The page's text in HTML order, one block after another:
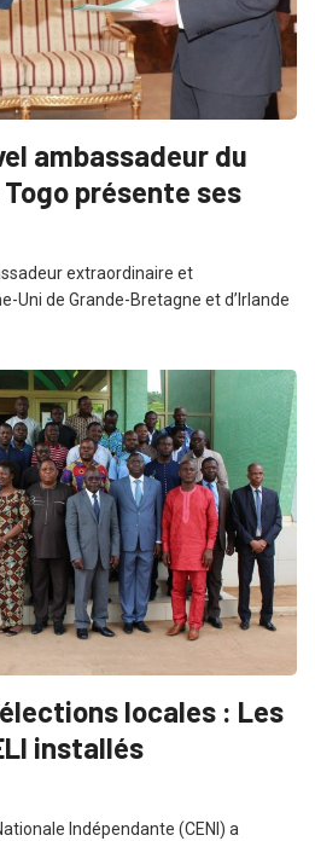
ambassadeur du
présente ses
extraordinaire et
Uni de Grande-Bretagne et d’Irlande
locales : Les
installés
Indépendante (CENI) a